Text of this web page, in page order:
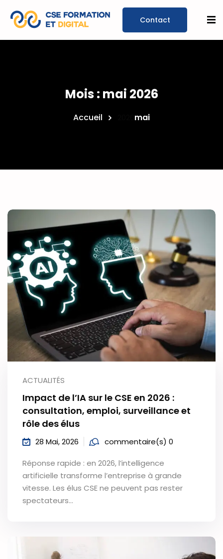
vous
Mois : mai 2026
Accueil mai
ACTUALITÉS
Impact de l’IA sur le CSE en 2026 :
consultation, emploi, surveillance et
rôle des élus
28 Mai, 2026 commentaire(s) 0
Réponse rapide : en 2026, l’intelligence
artificielle transforme l’entreprise à grande
vitesse. Les élus CSE ne peuvent pas rester
spectateurs…